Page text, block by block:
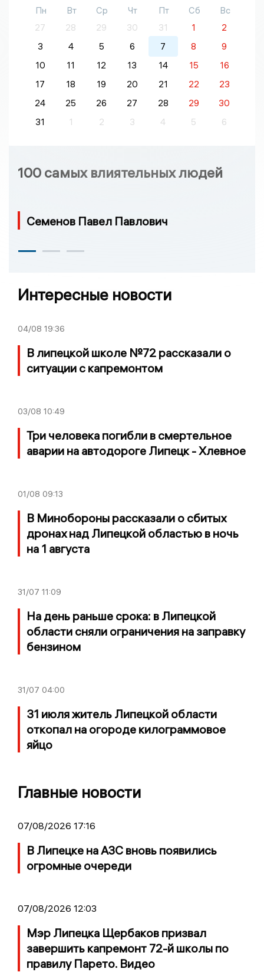
Пн Вт Ср Чт Пт Сб
Вс
27
28 29 30 31 1
2
3
4 5 6 7 8
9
10
11 12 13 14 15
16
17
18 19 20 21 22
23
24
25 26 27 28 29
30
31
1 2 3 4 5 6
100 самых влиятельных людей
Семенов Павел Павлович
Интересные новости
04/08 19:36
В липецкой школе №72 рассказали о
ситуации с капремонтом
03/08 10:49
Три человека погибли в смертельное
аварии на автодороге Липецк - Хлевное
01/08 09:13
В Минобороны рассказали о сбитых
дронах над Липецкой областью в ночь
на 1 августа
31/07 11:09
На день раньше срока: в Липецкой
области сняли ограничения на заправку
бензином
31/07 04:00
31 июля житель Липецкой области
откопал на огороде килограммовое
яйцо
Главные новости
07/08/2026 17:16
В Липецке на АЗС вновь появились
огромные очереди
07/08/2026 12:03
Мэр Липецка Щербаков призвал
завершить капремонт 72-й школы по
правилу Парето. Видео